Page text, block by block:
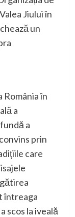
Valea Jiuluiîn
un
Româniaîn
a
a
convins prin
care
întreaga
scos laiveală